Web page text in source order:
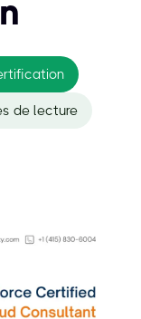
de lecture